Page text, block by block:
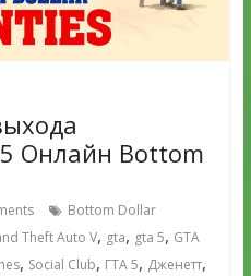
Онлайн Bottom
Bottom Dollar
Theft Auto V, gta, gta 5, GTA
, Social Club, ГТА 5, Дженетт,